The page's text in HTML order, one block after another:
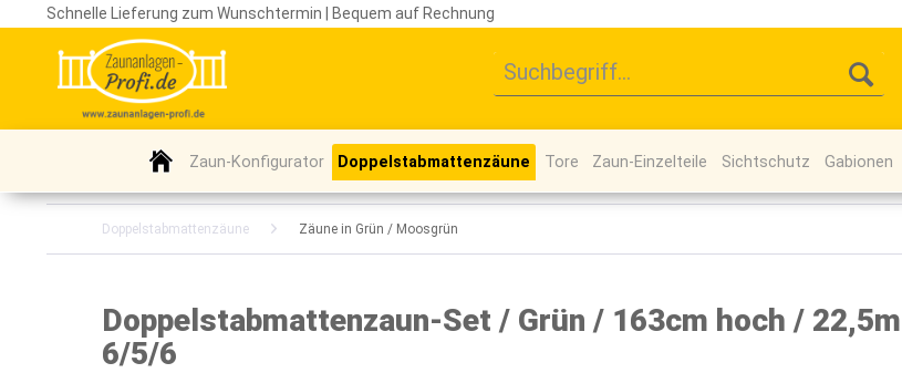
Schnelle Lieferung zum Wunschtermin | Bequem auf Rechnung
Zaun-Konfigurator Doppelstabmattenzäune Tore Zaun-Einzelteile Sichtschutz Gabionen
Doppelstabmattenzäune Zäune in Grün / Moosgrün
Doppelstabmattenzaun-Set / Grün / 163cm hoch /
6/5/6